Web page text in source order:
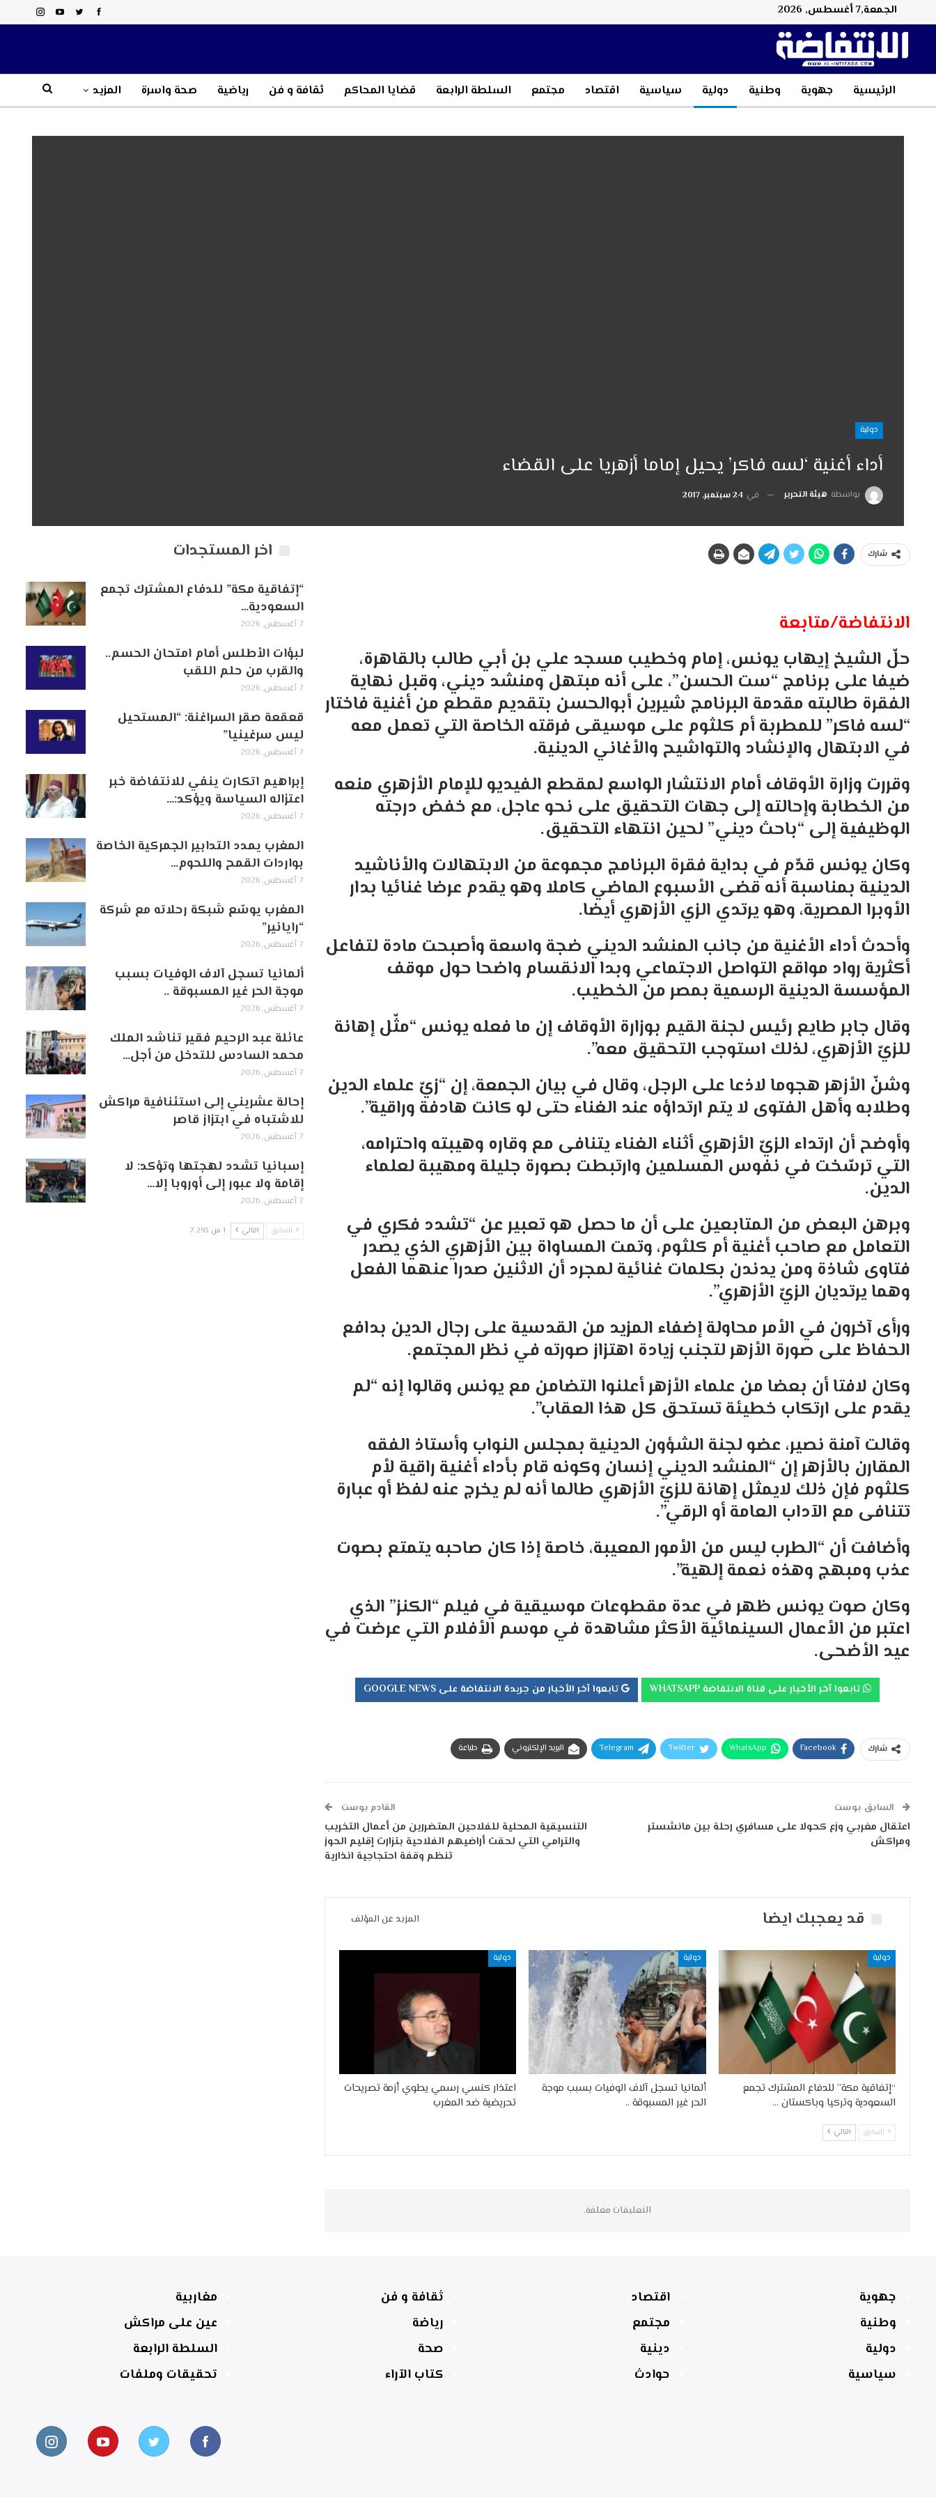
الجمعة,7 أغسطس, 2026
الرئيسية جهوية وطنية دولية سياسية اقتصاد مجتمع السلطة الرابعة قضايا المحاكم ثقافة و فن رياضية صحة واسرة المزيد
دولية
أداء أغنية ‘لسه فاكر’ يحيل إماما أزهريا على القضاء
بواسطة هيئة التحرير في 24 سبتمبر, 2017
شارك
الانتفاضة/متابعة
حلّ الشيخ إيهاب يونس، إمام وخطيب مسجد علي بن أبي طالب بالقاهرة،
ضيفا على برنامج “ست الحسن”، على أنه مبتهل ومنشد ديني، وقبل نهاية
الفقرة طالبته مقدمة البرنامج شيرين أبوالحسن بتقديم مقطع من أغنية فاختار
“لسه فاكر” للمطربة أم كلثوم على موسيقى فرقته الخاصة التي تعمل معه
في الابتهال والإنشاد والتواشيح والأغاني الدينية.
وقررت وزارة الأوقاف أمام الانتشار الواسع لمقطع الفيديو للإمام الأزهري منعه
من الخطابة وإحالته إلى جهات التحقيق على نحو عاجل، مع خفض درجته
الوظيفية إلى “باحث ديني” لحين انتهاء التحقيق.
وكان يونس قدّم في بداية فقرة البرنامج مجموعة من الابتهالات والأناشيد
الدينية بمناسبة أنه قضى الأسبوع الماضي كاملا وهو يقدم عرضا غنائيا بدار
الأوبرا المصرية، وهو يرتدي الزي الأزهري أيضا.
وأحدث أداء الأغنية من جانب المنشد الديني ضجة واسعة وأصبحت مادة لتفاعل
أكثرية رواد مواقع التواصل الاجتماعي وبدا الانقسام واضحا حول موقف
المؤسسة الدينية الرسمية بمصر من الخطيب.
وقال جابر طايع رئيس لجنة القيم بوزارة الأوقاف إن ما فعله يونس “مثّل إهانة
للزيّ الأزهري، لذلك استوجب التحقيق معه”.
وشنّ الأزهر هجوما لاذعا على الرجل، وقال في بيان الجمعة، إن “زيّ علماء الدين
وطلابه وأهل الفتوى لا يتم ارتداؤه عند الغناء حتى لو كانت هادفة وراقية”.
وأوضح أن ارتداء الزيّ الأزهري أثناء الغناء يتنافى مع وقاره وهيبته واحترامه،
التي ترسّخت في نفوس المسلمين وارتبطت بصورة جليلة ومهيبة لعلماء
الدين.
وبرهن البعض من المتابعين على أن ما حصل هو تعبير عن “تشدد فكري في
التعامل مع صاحب أغنية أم كلثوم، وتمت المساواة بين الأزهري الذي يصدر
فتاوى شاذة ومن يدندن بكلمات غنائية لمجرد أن الاثنين صدرا عنهما الفعل
وهما يرتديان الزيّ الأزهري”.
ورأى آخرون في الأمر محاولة إضفاء المزيد من القدسية على رجال الدين بدافع
الحفاظ على صورة الأزهر لتجنب زيادة اهتزاز صورته في نظر المجتمع.
وكان لافتا أن بعضا من علماء الأزهر أعلنوا التضامن مع يونس وقالوا إنه “لم
يقدم على ارتكاب خطيئة تستحق كل هذا العقاب”.
وقالت آمنة نصير، عضو لجنة الشؤون الدينية بمجلس النواب وأستاذ الفقه
المقارن بالأزهر إن “المنشد الديني إنسان وكونه قام بأداء أغنية راقية لأم
كلثوم فإن ذلك لايمثل إهانة للزيّ الأزهري طالما أنه لم يخرج عنه لفظ أو عبارة
تتنافى مع الآداب العامة أو الرقي”.
وأضافت أن “الطرب ليس من الأمور المعيبة، خاصة إذا كان صاحبه يتمتع بصوت
عذب ومبهج وهذه نعمة إلهية”.
وكان صوت يونس ظهر في عدة مقطوعات موسيقية في فيلم “الكنز” الذي
اعتبر من الأعمال السينمائية الأكثر مشاهدة في موسم الأفلام التي عرضت في
عيد الأضحى.
تابعوا آخر الأخبار من جريدة الانتفاضة على GOOGLE NEWS تابعوا آخر الأخبار على قناة الانتفاضة WHATSAPP
شارك Facebook
WhatsApp
Twitter
Telegram البريد الإلكتروني طباعة
السابق بوست
اعتقال مغربي وزع كحولا على مسافري رحلة بين مانشستر
ومراكش
القادم بوست
التنسيقية المحلية للفلاحين المتضررين من أعمال التخريب
والترامي التي لحقت أراضيهم الفلاحية بتزارت إقليم الحوز
تنظم وقفة احتجاجية انذارية
قد يعجبك ايضا المزيد عن المؤلف
دولية
“إتفاقية مكة” للدفاع المشترك تجمع
السعودية وتركيا وباكستان …
دولية
ألمانيا تسجل آلاف الوفيات بسبب موجة
الحر غير المسبوقة ..
دولية
اعتذار كنسي رسمي يطوي أزمة تصريحات
تحريضية ضد المغرب
السابق التالي
التعليقات مغلقة.
اخر المستجدات
“إتفاقية مكة” للدفاع المشترك تجمع
السعودية…
7 أغسطس, 2026
لبؤات الأطلس أمام امتحان الحسم..
والقرب من حلم اللقب
7 أغسطس, 2026
قعقعة صقر السراغنة: “المستحيل
ليس سرغينيا”
7 أغسطس, 2026
إبراهيم اتكارت ينفي للانتفاضة خبر
اعتزاله السياسة ويؤكد:…
7 أغسطس, 2026
المغرب يمدد التدابير الجمركية الخاصة
بواردات القمح واللحوم…
7 أغسطس, 2026
المغرب يوسّع شبكة رحلاته مع شركة
“رايانير”
7 أغسطس, 2026
ألمانيا تسجل آلاف الوفيات بسبب
موجة الحر غير المسبوقة ..
7 أغسطس, 2026
عائلة عبد الرحيم فقير تناشد الملك
محمد السادس للتدخل من أجل…
7 أغسطس, 2026
إحالة عشريني إلى استئنافية مراكش
للاشتباه في ابتزاز قاصر
7 أغسطس, 2026
إسبانيا تشدد لهجتها وتؤكد: لا
إقامة ولا عبور إلى أوروبا إلا…
7 أغسطس, 2026
السابق التالي 1 من 7٬293
جهوية
وطنية
دولية
سياسية
اقتصاد
مجتمع
دينية
حوادث
ثقافة و فن
رياضة
صحة
كتاب الآراء
مغاربية
عين على مراكش
السلطة الرابعة
تحقيقات وملفات